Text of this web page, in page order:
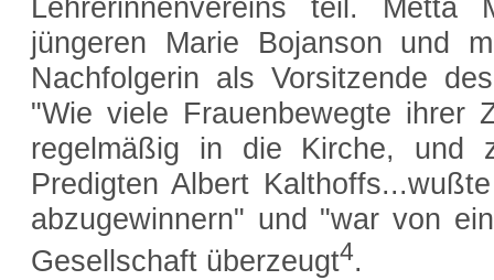
Lehrerinnenvereins teil.
jüngeren Marie Bojanson und
Nachfolgerin als Vorsitzende
"Wie viele Frauenbewegte ihrer
regelmäßig in die Kirche, und
Predigten Albert
abzugewinnern" und "war von
Gesellschaft überzeugt4.